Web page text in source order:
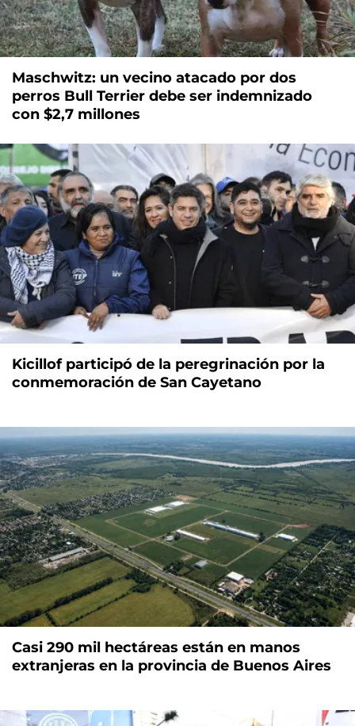
Maschwitz: un vecino atacado por dos
perros Bull Terrier debe ser indemnizado
con $2,7 millones
Kicillof participó de la peregrinación por la
conmemoración de San Cayetano
Casi 290 mil hectáreas están en manos
extranjeras en la provincia de Buenos Aires